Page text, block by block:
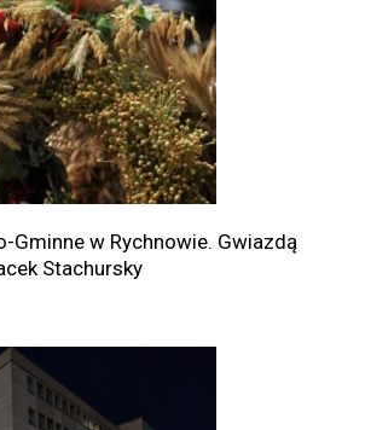
Gminne w Rychnowie. Gwiazdą
Stachursky